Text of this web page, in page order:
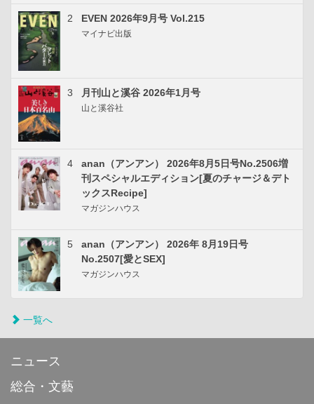
2 EVEN 2026年9月号 Vol.215
マイナビ出版
3 月刊山と溪谷 2026年1月号
山と溪谷社
4
anan（アンアン） 2026年8月5日号No.2506増
刊スペシャルエディション[夏のチャージ＆デト
ックスRecipe]
マガジンハウス
5
anan（アンアン） 2026年 8月19日号
No.2507[愛とSEX]
マガジンハウス
一覧へ
ニュース
総合・文藝